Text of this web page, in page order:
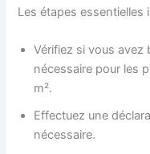
Les étapes essentielles
Vérifiez si vous avez
nécessaire pour les
m².
Effectuez une
nécessaire.